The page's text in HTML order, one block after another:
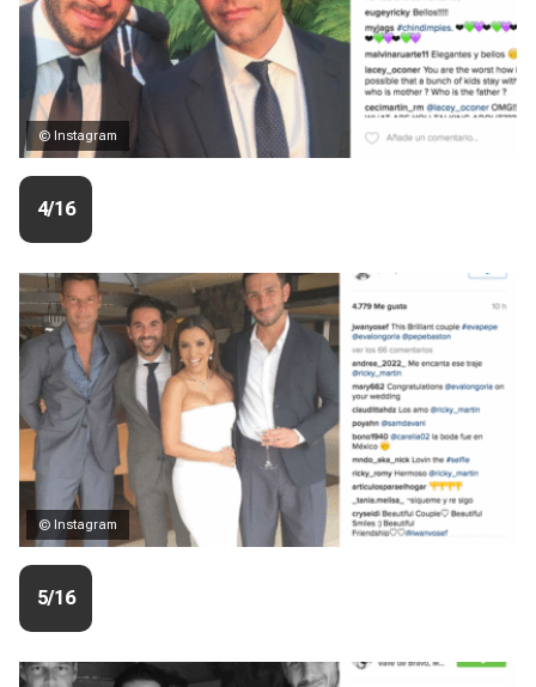
© Instagram
4/16
© Instagram
5/16